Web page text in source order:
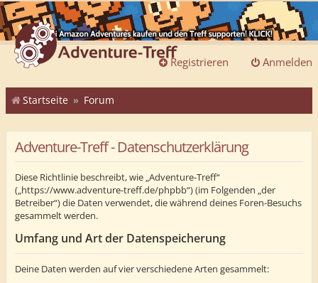
Anmelden
Registrieren
Startseite Forum
Adventure-Treff - Datenschutzerklärung
Diese Richtlinie beschreibt, wie „Adventure-Treff“
(„https://www.adventure-treff.de/phpbb“) (im Folgenden „der
Betreiber“) die Daten verwendet, die während deines Foren-Besuchs
gesammelt werden.
Umfang und Art der Datenspeicherung
Deine Daten werden auf vier verschiedene Arten gesammelt: